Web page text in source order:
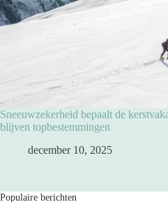
Sneeuwzekerheid bepaalt de
blijven topbestemmingen
december 10, 2025
Populaire berichten